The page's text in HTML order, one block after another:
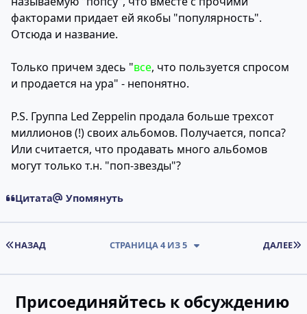
факторами придает ей якобы "популярность".
Отсюда и название.
Только причем здесь "все, что пользуется спросом
и продается на ура" - непонятно.
P.S. Группа Led Zeppelin продала больше трехсот
миллионов (!) своих альбомов. Получается, попса?
Или считается, что продавать много альбомов
могут только т.н. "поп-звезды"?
Цитата Упомянуть
ПЕРВАЯ СТРАНИЦА
НАЗАД ДАЛЕЕ
СТРАНИЦА 4 ИЗ 5
Присоединяйтесь к обсуждению